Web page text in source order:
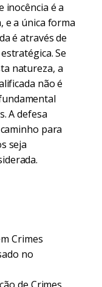
inocência é a
e a única forma
é através de
Se
natureza, a
não é
A defesa
para
seja
Crimes
no